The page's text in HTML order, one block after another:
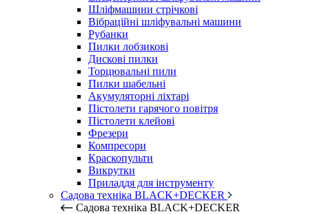
Шліфмашини стрічкові
Вібраційні шліфувальні машини
Рубанки
Пилки лобзикові
Дискові пилки
Торцювальні пили
Пилки шабельні
Акумуляторні ліхтарі
Пістолети гарячого повітря
Пістолети клейові
Фрезери
Компресори
Краскопульти
Викрутки
Приладдя для інструменту
Садова техніка BLACK+DECKER
Садова техніка BLACK+DECKER